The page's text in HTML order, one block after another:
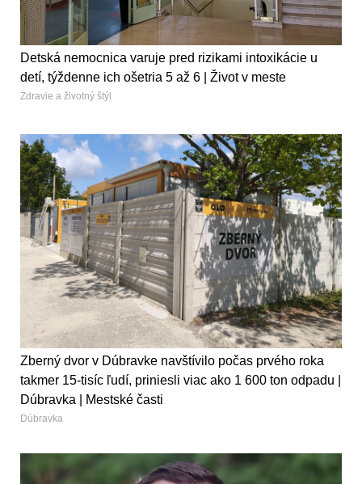
Detská nemocnica varuje pred rizikami intoxikácie u
detí, týždenne ich ošetria 5 až 6 | Život v meste
Zdravie a životný štýl
Zberný dvor v Dúbravke navštívilo počas prvého roka
takmer 15-tisíc ľudí, priniesli viac ako 1 600 ton odpadu |
Dúbravka | Mestské časti
Dúbravka